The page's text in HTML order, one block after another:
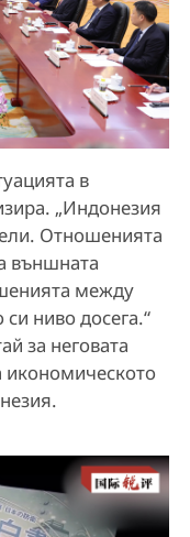
в
„Индонезия
Отношенията
външната
между
ниво досега.“
за неговата
икономическото